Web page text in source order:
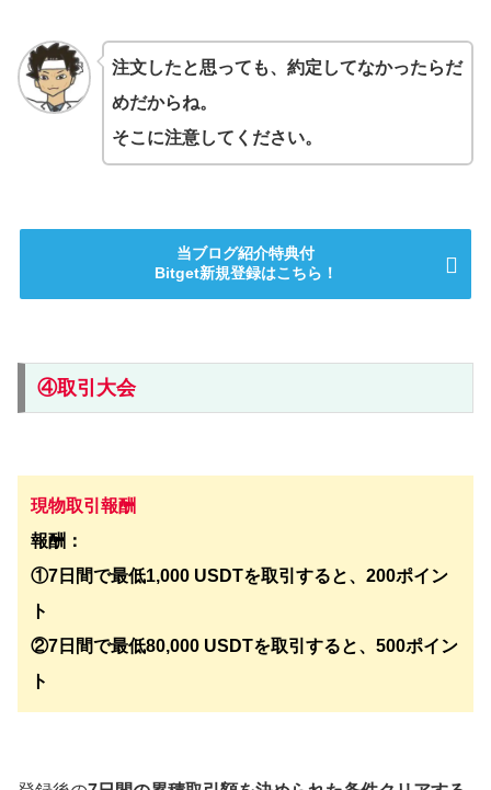
注文したと思っても、約定してなかったらだ
めだからね。
そこに注意してください。
当ブログ紹介特典付
Bitget新規登録はこちら！
④取引大会
現物取引報酬
報酬：
①7日間で最低1,000 USDTを取引すると、200ポイン
ト
②7日間で最低80,000 USDTを取引すると、500ポイン
ト